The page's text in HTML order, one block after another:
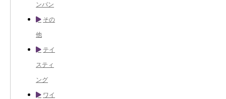
ンパン
その
他
テイ
スティ
ング
ワイ